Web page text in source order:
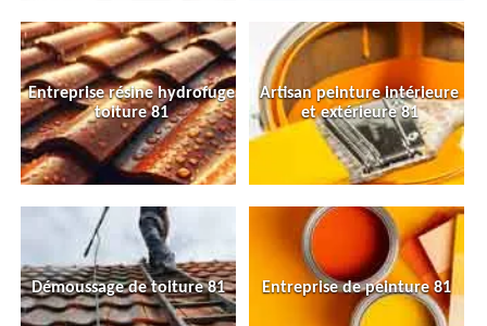
Entreprise résine hydrofuge
toiture 81
Artisan peinture intérieure
et extérieure 81
Démoussage de toiture 81 Entreprise de peinture 81